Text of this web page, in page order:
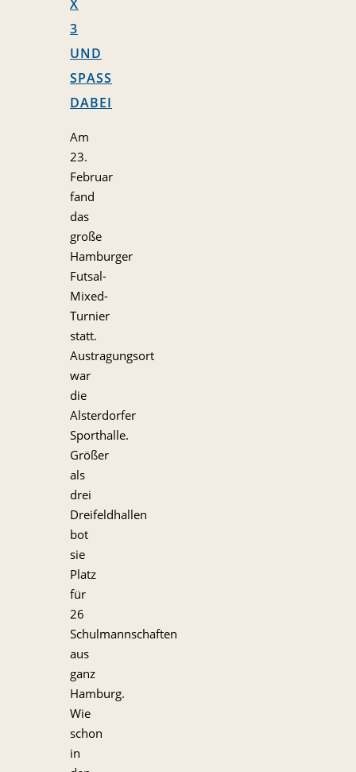
X
3
UND
SPASS D
ABEI
Am
23.
Februar
fand
das
große
Hamburger
Futsal-
Mixed-
Turnier
statt.
Austragungsort
war
die
Alsterdorfer
Sporthalle.
Größer
als
drei
Dreifeldhallen
bot
sie
Platz
für
26
Schulmannschaften
aus
ganz
Hamburg.
Wie
schon
in